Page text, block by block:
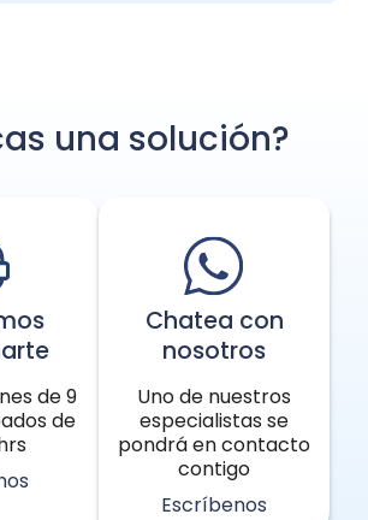
una solución?
de 9
de
Chatea con
nosotros
Uno de nuestros
especialistas se
pondrá en contacto
contigo
Escríbenos